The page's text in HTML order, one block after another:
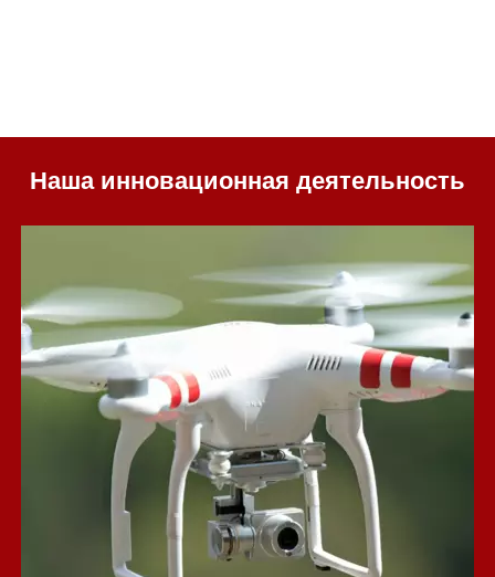
Наша инновационная деятельность